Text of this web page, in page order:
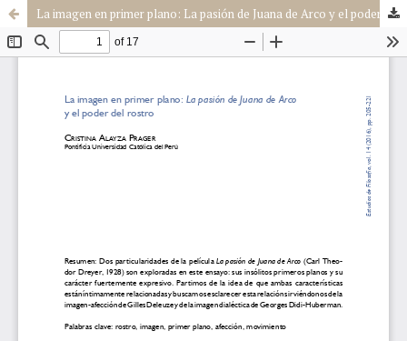
La imagen en primer plano: La pasión de Juana de Arco y el poder del rostro